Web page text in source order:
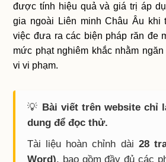
được tính hiệu quả và giá trị áp
gia ngoài Liên minh Châu Âu khi
việc đưa ra các biện pháp răn đe
mức phạt nghiêm khắc nhằm
vi vi phạm.
💡 Bài viết trên website chỉ
dung để đọc thử.
Tài liệu hoàn chỉnh dài 28
Word), bao gồm đầy đủ các